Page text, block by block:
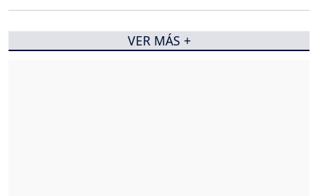
VER MÁS +